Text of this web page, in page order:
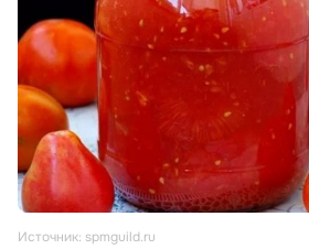
Источник: spmguild.ru